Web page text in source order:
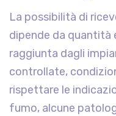
La possibilità di
dipende da quantità
raggiunta dagli
controllate,
rispettare le
fumo, alcune